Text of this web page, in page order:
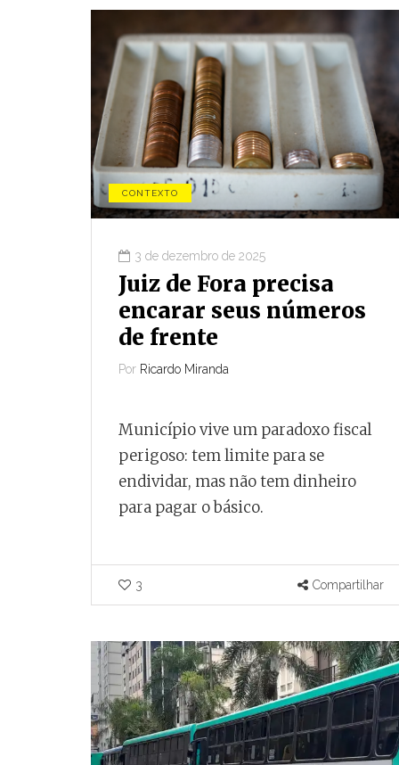
CONTEXTO
3 de dezembro de 2025
Juiz de Fora precisa
encarar seus números
de frente
Por Ricardo Miranda
Município vive um paradoxo fiscal
perigoso: tem limite para se
endividar, mas não tem dinheiro
para pagar o básico.
3 Compartilhar